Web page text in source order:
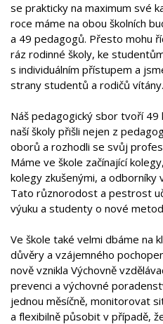
se prakticky na maximum své
roce máme na obou školních
a 49 pedagogů. Přesto mohu
ráz rodinné školy, ke
s individuálním přístupem a
strany studentů a rodičů vítány.
Náš pedagogický sbor tvoří
naší školy přišli nejen z
oborů a rozhodli se svůj
Máme ve škole začínající
kolegy zkušenými, a
Tato různorodost a pestrost
výuku a studenty o nové
Ve škole také velmi dbáme na
důvěry a vzájemného
nově vznikla Výchovně
prevenci a výchovné
jednou měsíčně, monitorovat
a flexibilně působit v případě,